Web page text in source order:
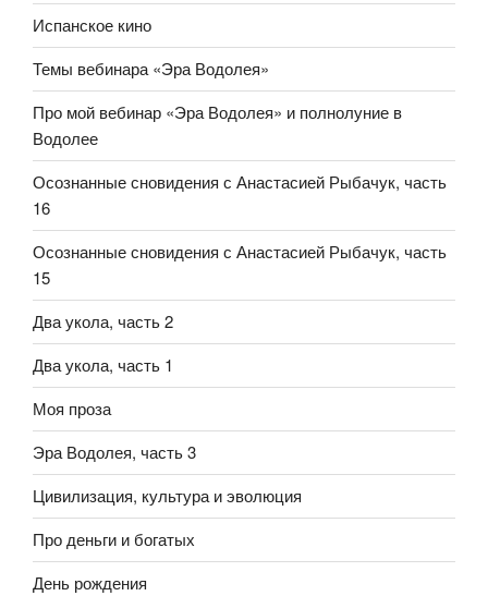
Испанское кино
Темы вебинара «Эра Водолея»
Про мой вебинар «Эра Водолея» и полнолуние в
Водолее
Осознанные сновидения с Анастасией Рыбачук, часть
16
Осознанные сновидения с Анастасией Рыбачук, часть
15
Два укола, часть 2
Два укола, часть 1
Моя проза
Эра Водолея, часть 3
Цивилизация, культура и эволюция
Про деньги и богатых
День рождения